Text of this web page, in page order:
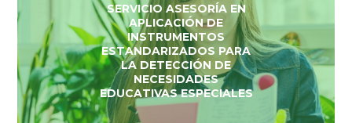
SERVICIO ASESORÍA EN
APLICACIÓN DE
INSTRUMENTOS
ESTANDARIZADOS PARA
LA DETECCIÓN DE
NECESIDADES
EDUCATIVAS ESPECIALES